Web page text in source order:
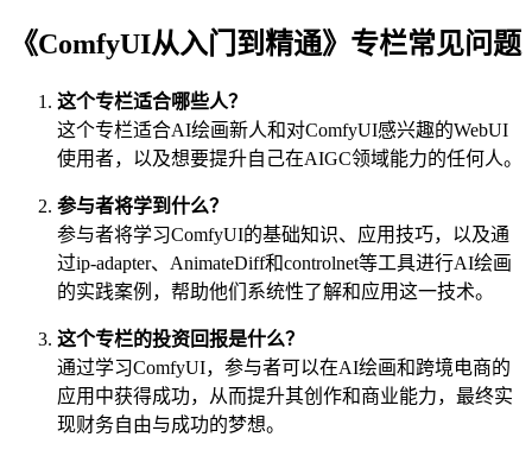
《ComfyUI从入门到精通》专栏常见问题
这个专栏适合哪些人？
这个专栏适合AI绘画新人和对ComfyUI感兴趣的WebUI
使用者，以及想要提升自己在AIGC领域能力的任何人。
参与者将学到什么？
参与者将学习ComfyUI的基础知识、应用技巧，以及通
过ip-adapter、AnimateDiff和controlnet等工具进行AI绘画
的实践案例，帮助他们系统性了解和应用这一技术。
这个专栏的投资回报是什么？
通过学习ComfyUI，参与者可以在AI绘画和跨境电商的
应用中获得成功，从而提升其创作和商业能力，最终实
现财务自由与成功的梦想。